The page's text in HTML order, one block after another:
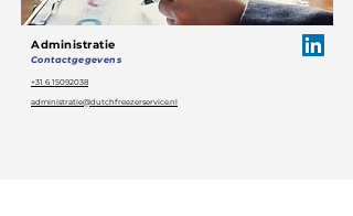
Administratie
Contactgegevens
+31 6 15092038
administratie@dutchfreezerservice.nl